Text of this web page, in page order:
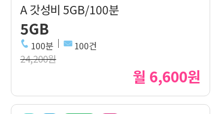
A 갓성비 5GB/100분
5GB
100분 100건
24,200원
월 6,600원